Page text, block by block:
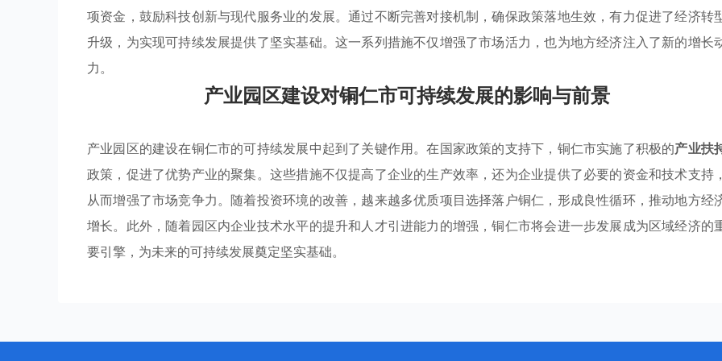
项资金，鼓励科技创新与现代服务业的发展。通过不断完善对接机制，确保政策落地生效，有力促进了经济转
升级，为实现可持续发展提供了坚实基础。这一系列措施不仅增强了市场活力，也为地方经济注入了新的增长
力。
产业园区建设对铜仁市可持续发展的影响与前景
产业园区的建设在铜仁市的可持续发展中起到了关键作用。在国家政策的支持下，铜仁市实施了积极的产业扶
政策，促进了优势产业的聚集。这些措施不仅提高了企业的生产效率，还为企业提供了必要的资金和技术支持，
从而增强了市场竞争力。随着投资环境的改善，越来越多优质项目选择落户铜仁，形成良性循环，推动地方经
增长。此外，随着园区内企业技术水平的提升和人才引进能力的增强，铜仁市将会进一步发展成为区域经济的
要引擎，为未来的可持续发展奠定坚实基础。